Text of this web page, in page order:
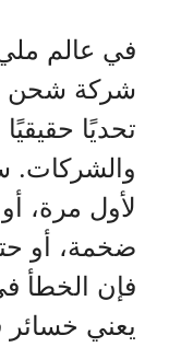
في عالم
شركة شحن
تحديًا
والشركات.
لأول مرة،
ضخمة، أو
فإن الخطأ
يعني خسائر